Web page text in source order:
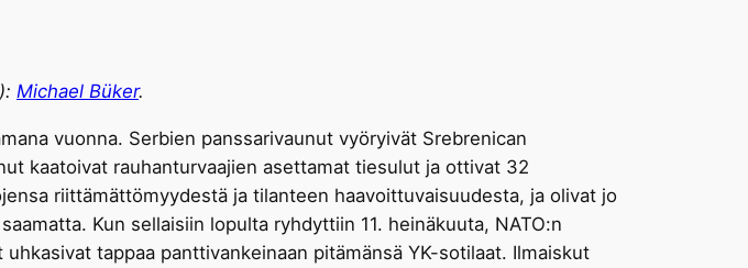
Michael Büker.
vuonna. Serbien panssarivaunut vyöryivät Srebrenican
kaatoivat rauhanturvaajien asettamat tiesulut ja ottivat 32
riittämättömyydestä ja tilanteen haavoittuvaisuudesta, ja olivat jo
Kun sellaisiin lopulta ryhdyttiin 11. heinäkuuta, NATO:n
tappaa panttivankeinaan pitämänsä YK-sotilaat. Ilmaiskut